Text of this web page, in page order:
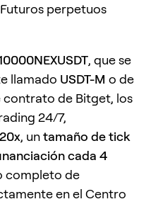
perpetuos
, que se
llamado USDT-M o de
contrato de Bitget, los
24/7,
, untamaño de tick
cada 4
completo de
en el Centro